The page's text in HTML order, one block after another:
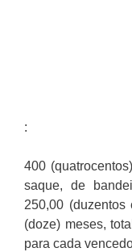
:
400
saque, de
250,00
(doze) meses,
para cada